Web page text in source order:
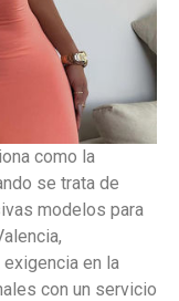
como la
se trata de
modelos para
en la
con un servicio